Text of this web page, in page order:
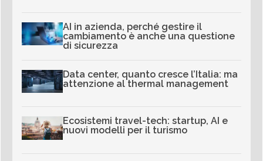
AI in azienda, perché gestire il
cambiamento è anche una questione
di sicurezza
Data center, quanto cresce l’Italia: ma
attenzione al thermal management
Ecosistemi travel-tech: startup, AI e
nuovi modelli per il turismo